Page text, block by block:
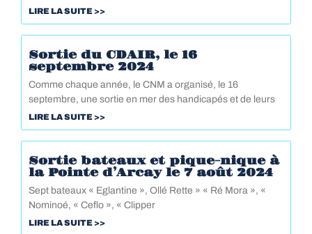
LIRE LA SUITE >>
Sortie du CDAIR, le 16
septembre 2024
Comme chaque année, le CNM a organisé, le 16
septembre, une sortie en mer des handicapés et de leurs
LIRE LA SUITE >>
Sortie bateaux et pique-nique à
la Pointe d’Arcay le 7 août 2024
Sept bateaux « Eglantine », Ollé Rette » « Ré Mora », «
Nominoé, « Ceflo », « Clipper
LIRE LA SUITE >>